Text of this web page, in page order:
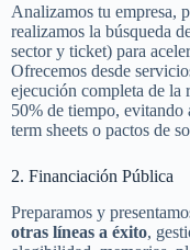
Analizamos tu empresa,
realizamos la búsqueda
sector y ticket) para
Ofrecemos desde
ejecución completa de la
50% de tiempo, evitando
term sheets o pactos de
2. Financiación Pública
Preparamos y
otras líneas a éxito,